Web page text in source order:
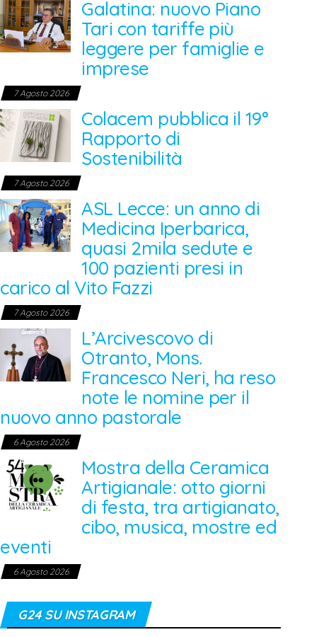
Galatina: nuovo Piano
Tari con tariffe più
leggere per famiglie e
imprese
7 Agosto 2026
Colacem pubblica il 19°
Rapporto di
Sostenibilità
7 Agosto 2026
ASL Lecce: un anno di
Medicina Iperbarica,
quasi 2mila sedute e
100 pazienti presi in
carico al Vito Fazzi
7 Agosto 2026
L’Arcivescovo di
Otranto, Mons.
Francesco Neri, ha reso
note le nomine per il
nuovo anno pastorale
6 Agosto 2026
Mostra della Ceramica
Artigianale: otto giorni
di festa, tra artigianato,
cibo, musica, mostre ed
eventi
6 Agosto 2026
G24 SU INSTAGRAM